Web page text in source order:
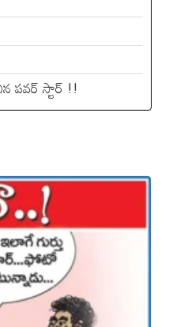
ప‌వ‌ర్ స్టార్ !!